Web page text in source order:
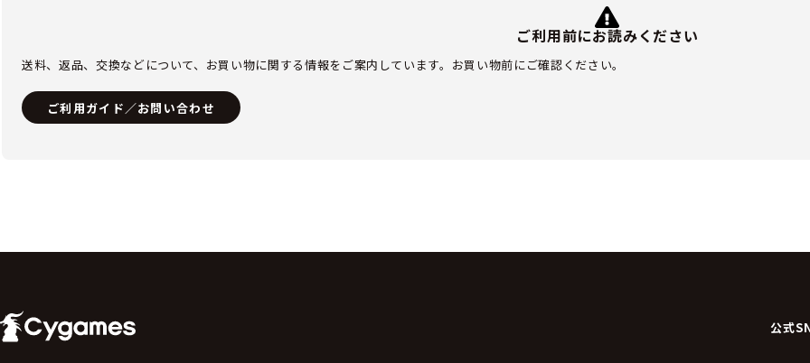
ご利用前にお読みください
送料、返品、交換などについて、お買い物に関する情報をご案内しています。お買い物前にご確認ください。
ご利用ガイド／お問い合わせ
公式